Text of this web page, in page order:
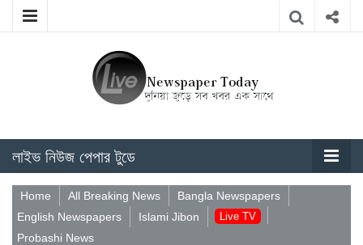
লাইভ নিউজ পেপার টুডে
Home All Breaking News
Bangla Newspapers
English Newspapers
Islami Jibon Live TV
Probashi News